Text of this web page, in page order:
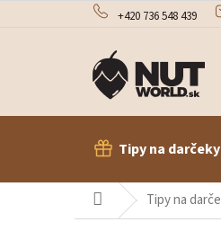
+420 736 548 439
Tipy na darčeky
DomovTipy na